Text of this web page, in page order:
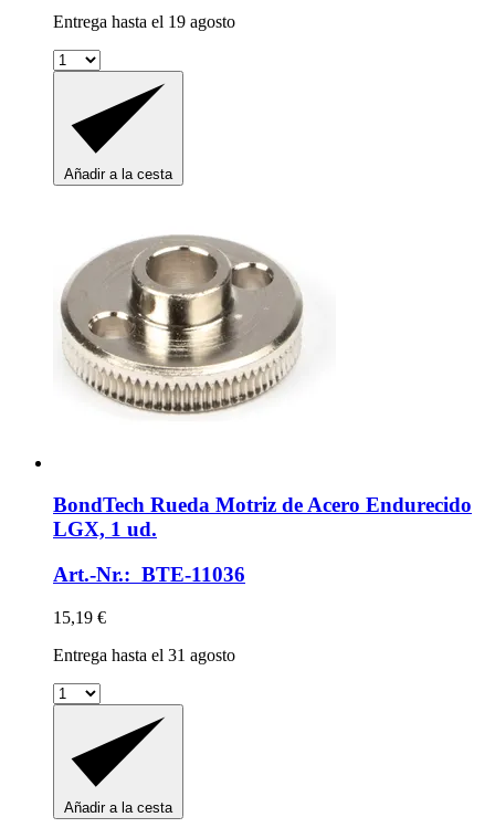
Entrega hasta el 19 agosto
Añadir a la cesta
BondTech Rueda Motriz de Acero Endurecido
LGX, 1 ud.
Art.-Nr.: BTE-11036
15,19 €
Entrega hasta el 31 agosto
Añadir a la cesta